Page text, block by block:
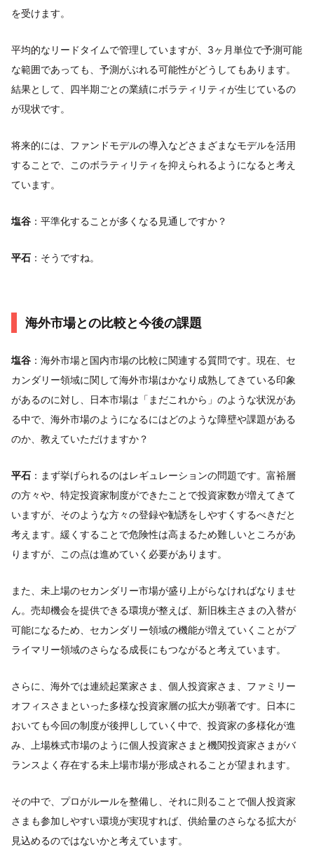
を受けます。
平均的なリードタイムで管理していますが、3ヶ月単位で予測可能
な範囲であっても、予測がぶれる可能性がどうしてもあります。
結果として、四半期ごとの業績にボラティリティが生じているの
が現状です。
将来的には、ファンドモデルの導入などさまざまなモデルを活用
することで、このボラティリティを抑えられるようになると考え
ています。
塩谷 ：平準化することが多くなる見通しですか？
平石 ：そうですね。
海外市場との比較と今後の課題
塩谷 ：海外市場と国内市場の比較に関連する質問です。現在、セ
カンダリー領域に関して海外市場はかなり成熟してきている印象
があるのに対し、日本市場は「まだこれから」のような状況があ
る中で、海外市場のようになるにはどのような障壁や課題がある
のか、教えていただけますか？
平石 ：まず挙げられるのはレギュレーションの問題です。富裕層
の方々や、特定投資家制度ができたことで投資家数が増えてきて
いますが、そのような方々の登録や勧誘をしやすくするべきだと
考えます。緩くすることで危険性は高まるため難しいところがあ
りますが、この点は進めていく必要があります。
また、未上場のセカンダリー市場が盛り上がらなければなりませ
ん。売却機会を提供できる環境が整えば、新旧株主さまの入替が
可能になるため、セカンダリー領域の機能が増えていくことがプ
ライマリー領域のさらなる成長にもつながると考えています。
さらに、海外では連続起業家さま、個人投資家さま、ファミリー
オフィスさまといった多様な投資家層の拡大が顕著です。日本に
おいても今回の制度が後押ししていく中で、投資家の多様化が進
み、上場株式市場のように個人投資家さまと機関投資家さまがバ
ランスよく存在する未上場市場が形成されることが望まれます。
その中で、プロがルールを整備し、それに則ることで個人投資家
さまも参加しやすい環境が実現すれば、供給量のさらなる拡大が
見込めるのではないかと考えています。